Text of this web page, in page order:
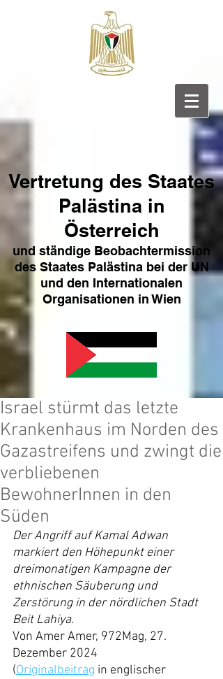
Vertretung des Staates
Palästina in
Österreich
und ständige Beobachtermission
des Staates Palästina bei der UN
und den Internationalen
Organisationen in Wien
Israel stürmt das letzte
Krankenhaus im Norden des
Gazastreifens und zwingt die
verbliebenen
BewohnerInnen in den
Süden
Der Angriff auf Kamal Adwan
markiert den Höhepunkt einer
dreimonatigen Kampagne der
ethnischen Säuberung und
Zerstörung in der nördlichen Stadt
Beit Lahiya.
Von Amer Amer, 972Mag, 27.
Dezember 2024
(Originalbeitrag in englischer